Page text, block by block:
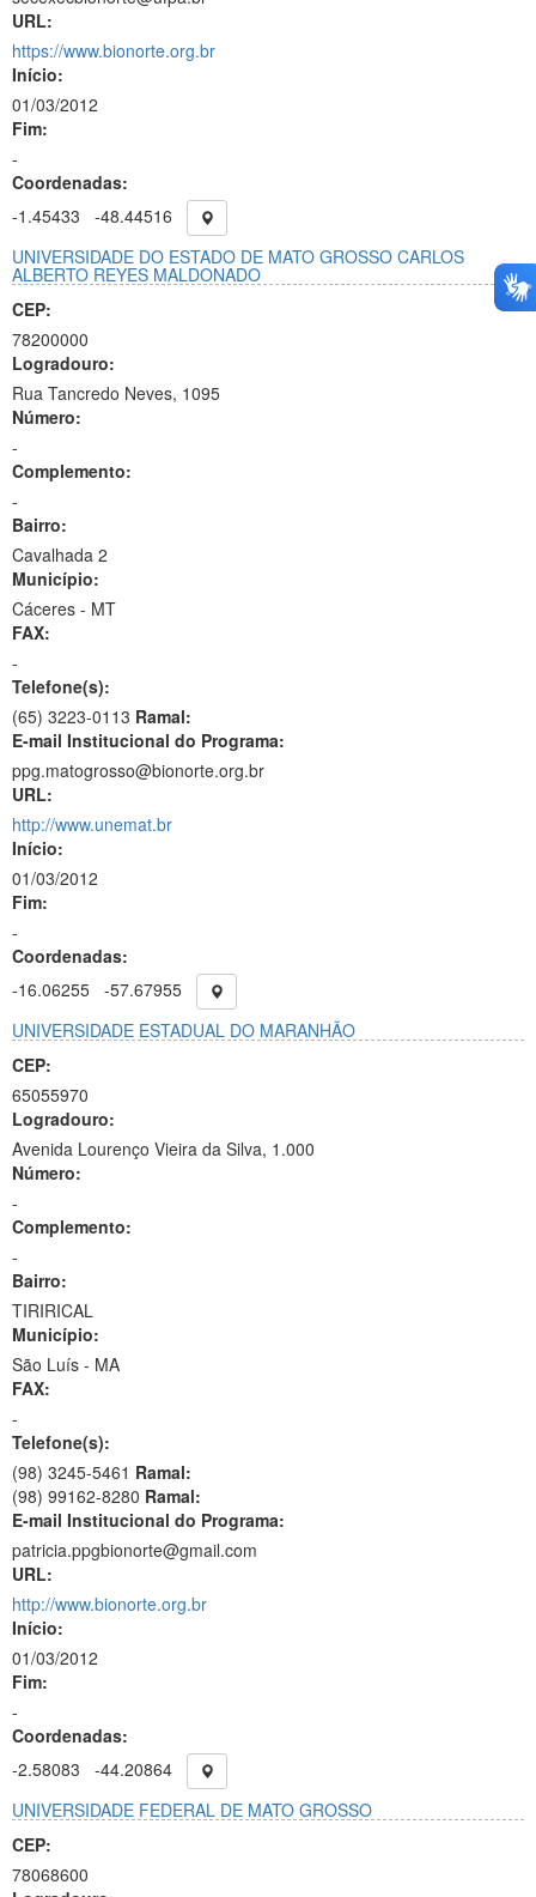
URL:
https://www.bionorte.org.br
Início:
01/03/2012
Fim:
-
Coordenadas:
-1.45433
-48.44516
UNIVERSIDADE DO ESTADO DE MATO GROSSO CARLOS
ALBERTO REYES MALDONADO
CEP:
78200000
Logradouro:
Rua Tancredo Neves, 1095
Número:
-
Complemento:
-
Bairro:
Cavalhada 2
Município:
Cáceres - MT
FAX:
-
Telefone(s):
(65) 3223-0113 Ramal:
E-mail Institucional do Programa:
ppg.matogrosso@bionorte.org.br
URL:
http://www.unemat.br
Início:
01/03/2012
Fim:
-
Coordenadas:
-16.06255 -57.67955
UNIVERSIDADE ESTADUAL DO MARANHÃO
CEP:
65055970
Logradouro:
Avenida Lourenço Vieira da Silva, 1.000
Número:
-
Complemento:
-
Bairro:
TIRIRICAL
Município:
São Luís - MA
FAX:
-
Telefone(s):
(98) 3245-5461 Ramal:
(98) 99162-8280 Ramal:
E-mail Institucional do Programa:
patricia.ppgbionorte@gmail.com
URL:
http://www.bionorte.org.br
Início:
01/03/2012
Fim:
-
Coordenadas:
-2.58083
-44.20864
UNIVERSIDADE FEDERAL DE MATO GROSSO
CEP:
78068600